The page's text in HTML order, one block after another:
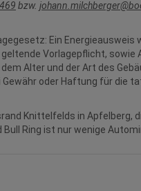
bzw.
Ein Energieausweis
Vorlagepflicht,
Alter und der Art des
oder Haftung für die
Knittelfelds in Apfelberg,
Bull Ring ist nur wenige